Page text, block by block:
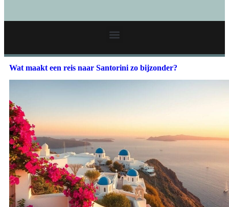
Wat maakt een reis naar Santorini zo bijzonder?